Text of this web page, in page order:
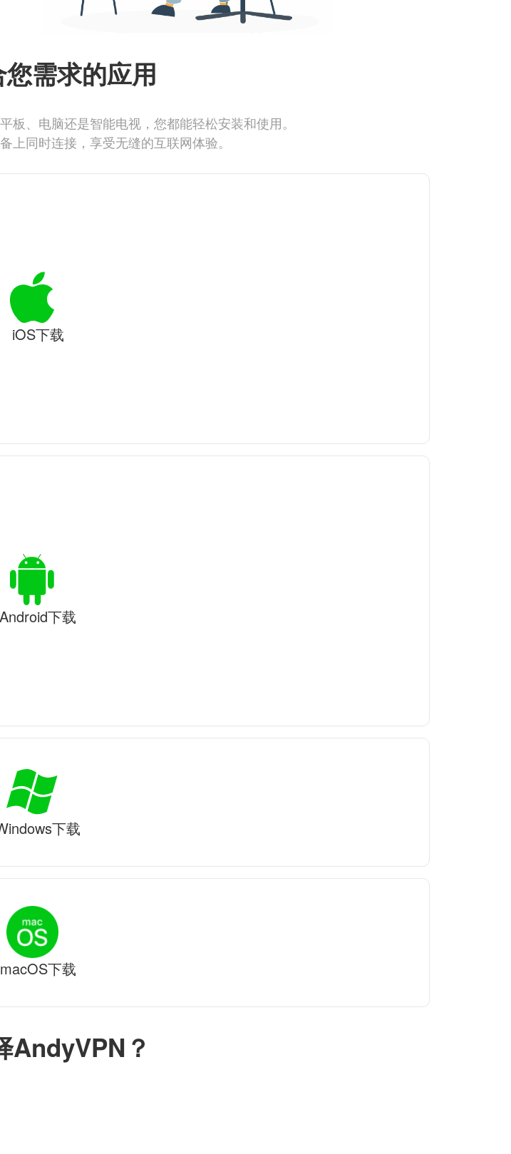
AndyVPN？
需求的应用
、电脑还是智能电视，您都能轻松安装和使用。
上同时连接，享受无缝的互联网体验。
iOS下载
Android下载
下载
macOS下载